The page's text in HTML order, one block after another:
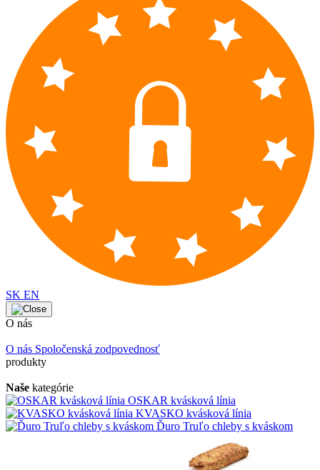
SK EN
O nás
O nás Spoločenská zodpovednosť
produkty
Naše kategórie
OSKAR kvásková línia
KVASKO kvásková línia
Ďuro Truľo chleby s kváskom